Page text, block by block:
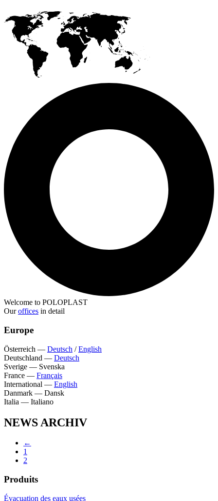
Welcome to POLOPLAST
Ouroffices in detail
Europe
Österreich — Deutsch /English
Deutschland — Deutsch
Sverige — Svenska
France — Français
International — English
Danmark — Dansk
Italia — Italiano
NEWS ARCHIV
←
1
2
Produits
Évacuation des eaux usées